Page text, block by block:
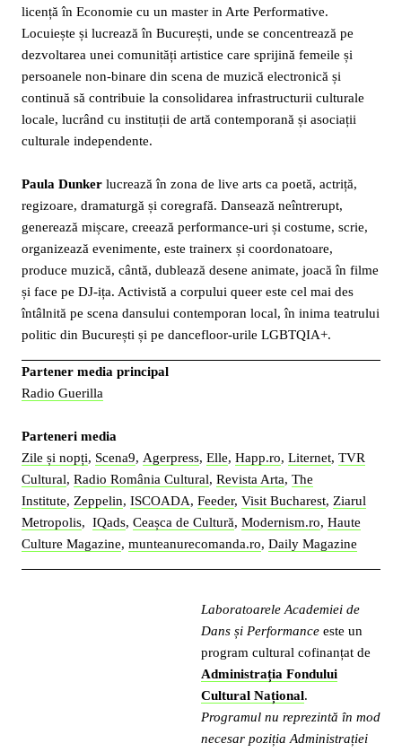
licență în Economie cu un master in Arte Performative.
Locuiește și lucrează în București, unde se concentrează pe
dezvoltarea unei comunități artistice care sprijină femeile și
persoanele non-binare din scena de muzică electronică și
continuă să contribuie la consolidarea infrastructurii culturale
locale, lucrând cu instituții de artă contemporană și asociații
culturale independente.
Paula Dunker lucrează în zona de live arts ca poetă, actriță,
regizoare, dramaturgă și coregrafă. Dansează neîntrerupt,
generează mișcare, creează performance-uri și costume, scrie,
organizează evenimente, este trainerx și coordonatoare,
produce muzică, cântă, dublează desene animate, joacă în filme
și face pe DJ-ița. Activistă a corpului queer este cel mai des
întâlnită pe scena dansului contemporan local, în inima teatrului
politic din București și pe dancefloor-urile LGBTQIA+.
Partener media principal
Radio Guerilla
Parteneri media
Zile și nopți, Scena9, Agerpress, Elle, Happ.ro, Liternet, TVR
Cultural, Radio România Cultural, Revista Arta, The
Institute, Zeppelin, ISCOADA, Feeder, Visit Bucharest, Ziarul
Metropolis, IQads, Ceașca de Cultură, Modernism.ro, Haute
Culture Magazine, munteanurecomanda.ro, Daily Magazine
Laboratoarele Academiei de
Dans și Performance este un
program cultural cofinanțat de
Administrația Fondului
Cultural Național.
Programul nu reprezintă în mod
necesar poziția Administrației